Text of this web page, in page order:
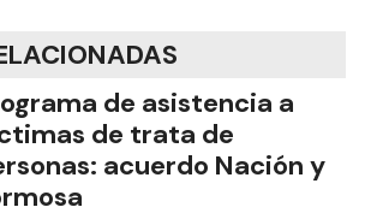
de asistencia a
de trata de
acuerdo Nación y